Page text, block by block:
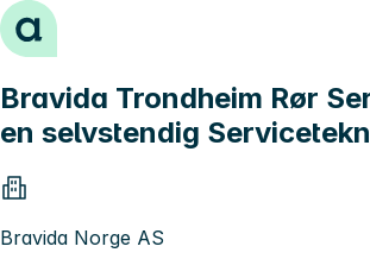
Hopp til innhold
Bravida Trondheim Rør
en selvstendig
Bravida Norge AS